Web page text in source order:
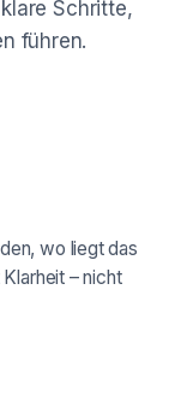
Schritte,
führen.
wo liegt das
– nicht